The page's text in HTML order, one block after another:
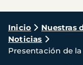
Ruta
de
navegación
Inicio Nuestras
Noticias
Presentación de